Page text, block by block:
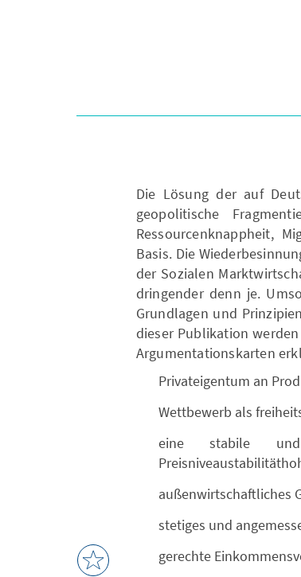
Die Lösung der auf
geopolitische
Ressourcenknappheit,
Basis. Die
der Sozialen
dringender denn je.
Grundlagen und
dieser Publikation
Argumentationskarten
Privateigentum an
Wettbewerb als
eine stabile und
außenwirtschaftliches
stetiges und
gerechte